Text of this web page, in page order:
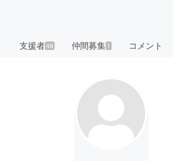
支援者48 仲間募集 1 コメント